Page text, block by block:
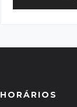
HORÁRIOS